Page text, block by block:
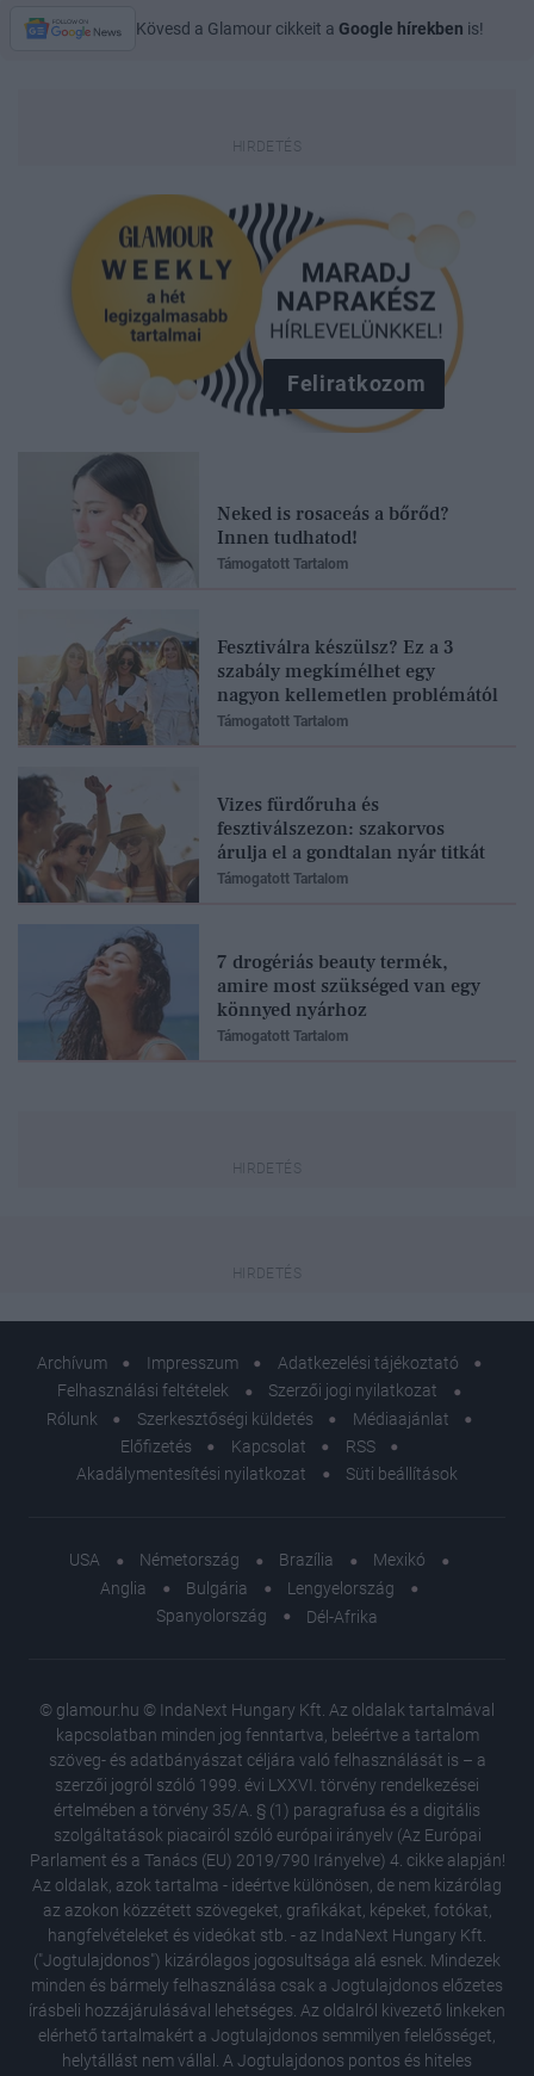
Kövesd a Glamour cikkeit a Google hírekben is!
Feliratkozom
Neked is rosaceás a bőrőd?
Innen tudhatod!
Támogatott Tartalom
Fesztiválra készülsz? Ez a 3
szabály megkímélhet egy
nagyon kellemetlen problémától
Támogatott Tartalom
Vizes fürdőruha és
fesztiválszezon: szakorvos
árulja el a gondtalan nyár titkát
Támogatott Tartalom
7 drogériás beauty termék,
amire most szükséged van egy
könnyed nyárhoz
Támogatott Tartalom
Archívum Impresszum
Adatkezelési tájékoztató
Felhasználási feltételek
Szerzői jogi nyilatkozat
Rólunk
Szerkesztőségi küldetés
Médiaajánlat
Előfizetés
Kapcsolat
RSS
Akadálymentesítési nyilatkozat
Süti beállítások
USA Németország Brazília
Mexikó
Anglia
Bulgária
Lengyelország
Spanyolország
Dél-Afrika
© glamour.hu © IndaNext Hungary Kft. Az oldalak tartalmával
kapcsolatban minden jog fenntartva, beleértve a tartalom
szöveg- és adatbányászat céljára való felhasználását is – a
szerzői jogról szóló 1999. évi LXXVI. törvény rendelkezései
értelmében a törvény 35/A. § (1) paragrafusa és a digitális
szolgáltatások piacairól szóló európai irányelv (Az Európai
Parlament és a Tanács (EU) 2019/790 Irányelve) 4. cikke alapján!
Az oldalak, azok tartalma - ideértve különösen, de nem kizárólag
az azokon közzétett szövegeket, grafikákat, képeket, fotókat,
hangfelvételeket és videókat stb. - az IndaNext Hungary Kft.
("Jogtulajdonos") kizárólagos jogosultsága alá esnek. Mindezek
minden és bármely felhasználása csak a Jogtulajdonos előzetes
írásbeli hozzájárulásával lehetséges. Az oldalról kivezető linkeken
elérhető tartalmakért a Jogtulajdonos semmilyen felelősséget,
helytállást nem vállal. A Jogtulajdonos pontos és hiteles